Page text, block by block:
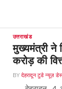
उत्तराखंड
मुख्यमंत्री ने
करोड़ की
BY देहरादून टुडे न्यूज़